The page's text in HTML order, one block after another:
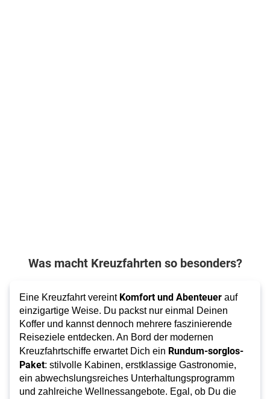
Was macht Kreuzfahrten so besonders?
Eine Kreuzfahrt vereintKomfort und Abenteuer auf
einzigartige Weise. Du packst nur einmal Deinen
Koffer und kannst dennoch mehrere faszinierende
Reiseziele entdecken. An Bord der modernen
Kreuzfahrtschiffe erwartet Dich ein Rundum-sorglos-
Paket: stilvolle Kabinen, erstklassige Gastronomie,
ein abwechslungsreiches Unterhaltungsprogramm
und zahlreiche Wellnessangebote. Egal, ob Du die